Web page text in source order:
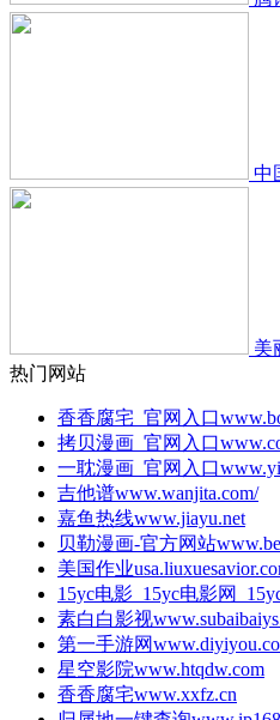
中
美
热门网站
香香腐宅_官网入口
拷贝漫画_官网入口
一耽漫画_官网入口
吉他谱www.wanjita.com/
嘉鱼热线www.jiayu.net
贝勒漫画-官方网站
美国作业
15yc电影_15yc电影网
素白白影视
第一手游网
星空影院www.htqdw.com
香香腐宅www.xxfz.cn